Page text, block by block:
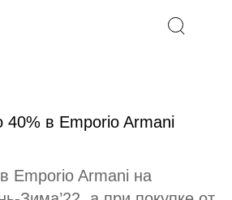
40% в Emporio Armani
Emporio Armani на